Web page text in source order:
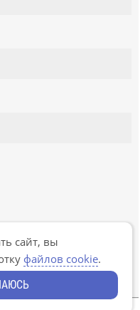
7-8
сайт, вы
файлов cookie.